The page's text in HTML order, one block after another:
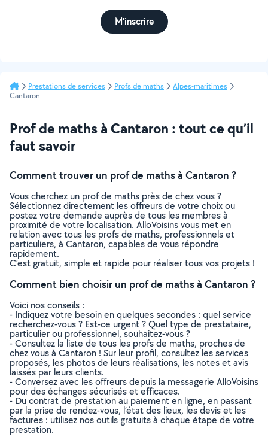
M'inscrire
Prestations de services Profs de maths
Alpes-maritimes
Cantaron
Prof de maths à Cantaron : tout ce qu’il
faut savoir
Comment trouver un prof de maths à Cantaron ?
Vous cherchez un prof de maths près de chez vous ?
Sélectionnez directement les offreurs de votre choix ou
postez votre demande auprès de tous les membres à
proximité de votre localisation. AlloVoisins vous met en
relation avec tous les profs de maths, professionnels et
particuliers, à Cantaron, capables de vous répondre
rapidement.
C’est gratuit, simple et rapide pour réaliser tous vos projets !
Comment bien choisir un prof de maths à Cantaron ?
Voici nos conseils :
- Indiquez votre besoin en quelques secondes : quel service
recherchez-vous ? Est-ce urgent ? Quel type de prestataire,
particulier ou professionnel, souhaitez-vous ?
- Consultez la liste de tous les profs de maths, proches de
chez vous à Cantaron ! Sur leur profil, consultez les services
proposés, les photos de leurs réalisations, les notes et avis
laissés par leurs clients.
- Conversez avec les offreurs depuis la messagerie AlloVoisins
pour des échanges sécurisés et efficaces.
- Du contrat de prestation au paiement en ligne, en passant
par la prise de rendez-vous, l’état des lieux, les devis et les
factures : utilisez nos outils gratuits à chaque étape de votre
prestation.